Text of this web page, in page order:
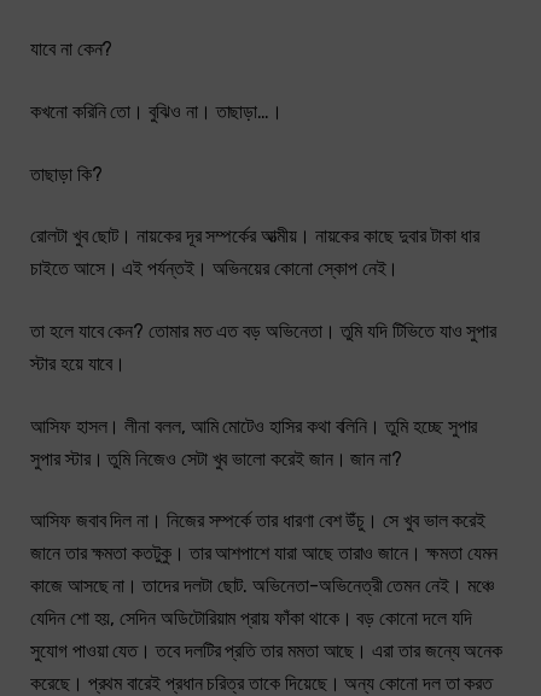
যাবে না কেন?
কখনো করিনি তো। বুঝিও না। তাছাড়া…।
তাছাড়া কি?
রোলটা খুব ছোট। নায়কের দূর সম্পর্কের আত্মীয়। নায়কের কাছে দুবার টাকা ধার
চাইতে আসে। এই পর্যন্তই। অভিনয়ের কোনো স্কোপ নেই।
তা হলে যাবে কেন? তোমার মত এত বড় অভিনেতা। তুমি যদি টিভিতে যাও সুপার
স্টার হয়ে যাবে।
আসিফ হাসল। লীনা বলল, আমি মোটেও হাসির কথা বলিনি। তুমি হচ্ছে সুপার
সুপার স্টার। তুমি নিজেও সেটা খুব ভালো করেই জান। জান না?
আসিফ জবাব দিল না। নিজের সম্পর্কে তার ধারণা বেশ উঁচু। সে খুব ভাল করেই
জানে তার ক্ষমতা কতটুকু। তার আশপাশে যারা আছে তারাও জানে। ক্ষমতা যেমন
কাজে আসছে না। তাদের দলটা ছোট. অভিনেতা-অভিনেত্রী তেমন নেই। মঞ্চে
যেদিন শো হয়, সেদিন অডিটোরিয়াম প্রায় ফাঁকা থাকে। বড় কোনো দলে যদি
সুযোগ পাওয়া যেত। তবে দলটির প্রতি তার মমতা আছে। এরা তার জন্যে অনেক
করেছে। প্রথম বারেই প্রধান চরিত্র তাকে দিয়েছে। অন্য কোনো দল তা করত